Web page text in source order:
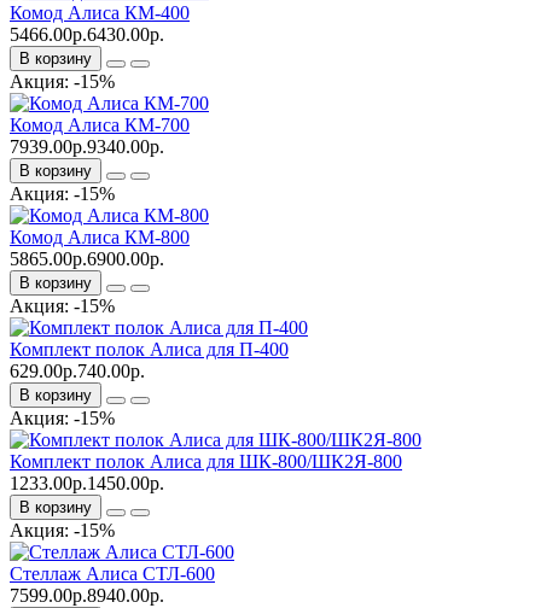
Комод Алиса КМ-400
5466.00р.6430.00р.
В корзину
Акция: -15%
Комод Алиса КМ-700
7939.00р.9340.00р.
В корзину
Акция: -15%
Комод Алиса КМ-800
5865.00р.6900.00р.
В корзину
Акция: -15%
Комплект полок Алиса для П-400
629.00р.740.00р.
В корзину
Акция: -15%
Комплект полок Алиса для ШК-800/ШК2Я-800
1233.00р.1450.00р.
В корзину
Акция: -15%
Стеллаж Алиса СТЛ-600
7599.00р.8940.00р.